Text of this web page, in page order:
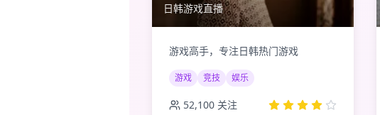
日韩游戏直播
游戏高手，专注日韩热门游戏
游戏 竞技 娱乐
52,100 关注